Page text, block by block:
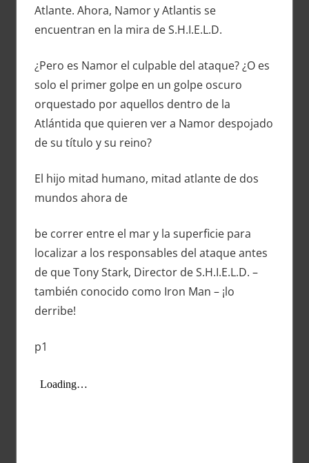
Atlante. Ahora, Namor y Atlantis se
encuentran en la mira de S.H.I.E.L.D.
¿Pero es Namor el culpable del ataque? ¿O es
solo el primer golpe en un golpe oscuro
orquestado por aquellos dentro de la
Atlántida que quieren ver a Namor despojado
de su título y su reino?
El hijo mitad humano, mitad atlante de dos
mundos ahora de
be correr entre el mar y la superficie para
localizar a los responsables del ataque antes
de que Tony Stark, Director de S.H.I.E.L.D. –
también conocido como Iron Man – ¡lo
derribe!
p1